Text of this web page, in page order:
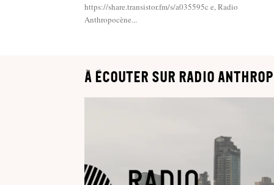
https://share.transistor.fm/s/a035595c e, Radio
Anthropocène...
à écouter sur Radio